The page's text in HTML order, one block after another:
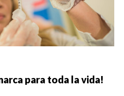
para toda la vida!